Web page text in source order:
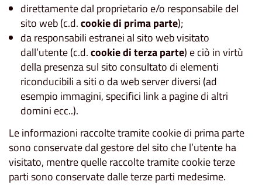
direttamente dal proprietario e/o responsabile del
sito web (c.d.cookie di prima parte);
da responsabili estranei al sito web visitato
dall’utente (c.d.cookie di terza parte) e ciò in virtù
della presenza sul sito consultato di elementi
riconducibili a siti o da web server diversi (ad
esempio immagini, specifici link a pagine di altri
domini ecc..).
Le informazioni raccolte tramite cookie di prima parte
sono conservate dal gestore del sito che l’utente ha
visitato, mentre quelle raccolte tramite cookie terze
parti sono conservate dalle terze parti medesime.